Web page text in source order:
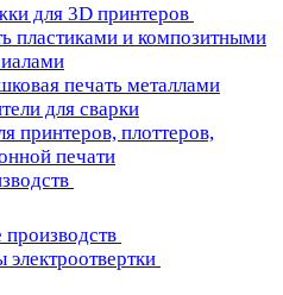
для 3D принтеров
пластиками и композитными
печать металлами
для сварки
принтеров, плоттеров,
печати
электроотвертки